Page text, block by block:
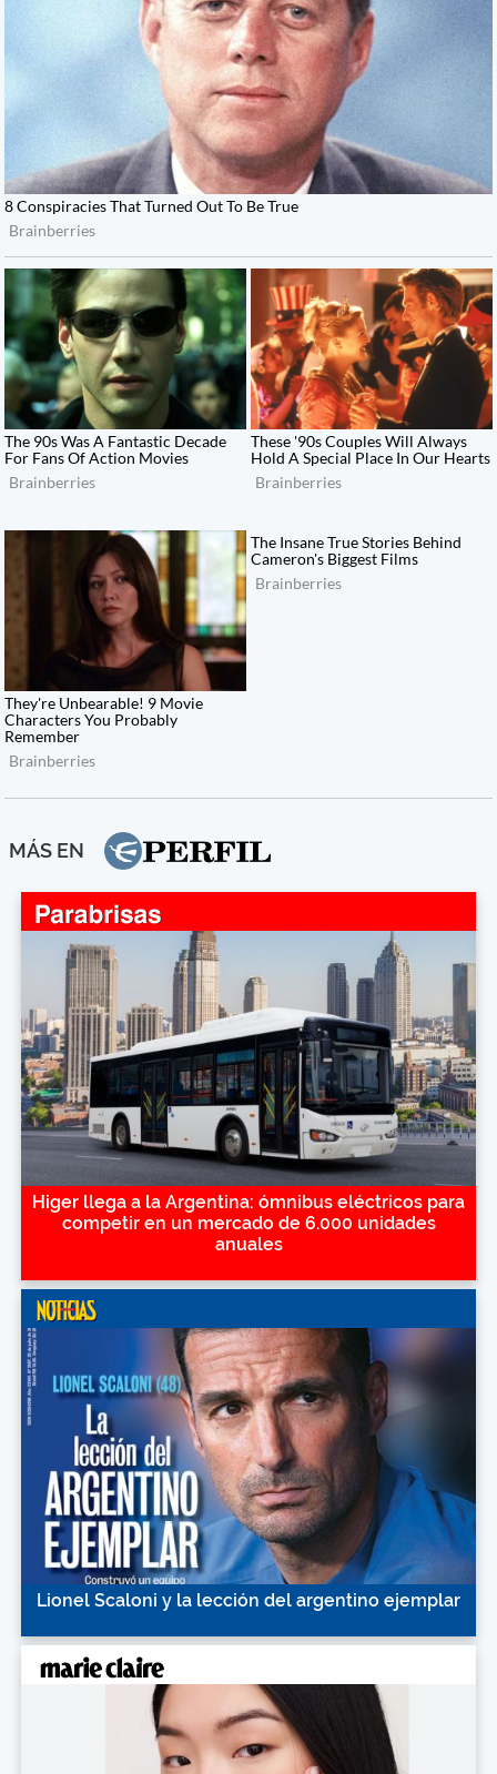
MÁS EN
Higer llega a la Argentina: ómnibus eléctricos para
competir en un mercado de 6.000 unidades
anuales
Lionel Scaloni y la lección del argentino ejemplar